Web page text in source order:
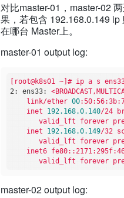
对比master-01，master-02
果，若包含 192.168.0.149 ip
在哪台 Master上。
master-01 output log:
[root@k8s01 ~]# ip a s
2: ens33:
link/ether 00
inet
192.168.0.140/24
valid_lft
forever
inet
192.168.0.149/32
valid_lft
forever
inet6
valid_lft
forever
master-02 output log: